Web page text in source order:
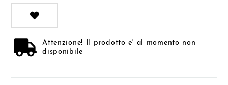
Attenzione! Il prodotto e' al momento non
disponibile